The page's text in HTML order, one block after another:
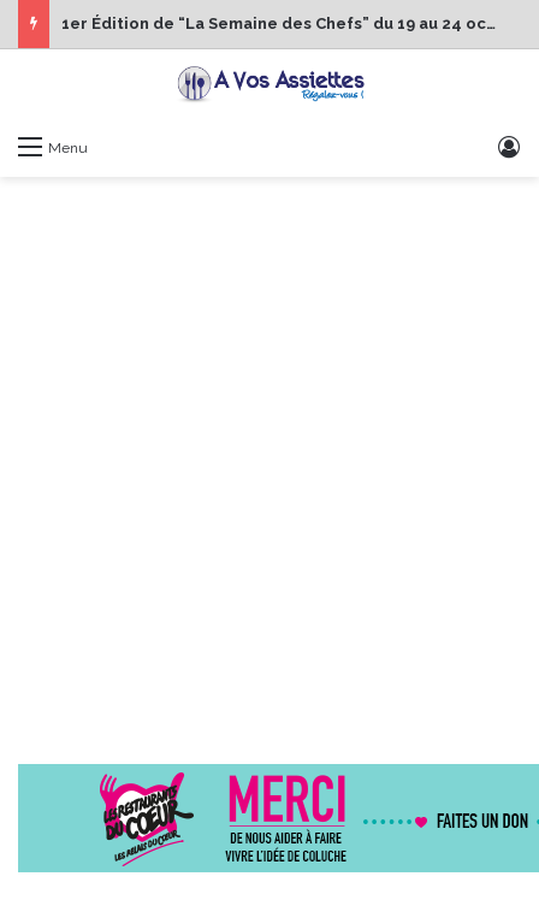
1er Édition de “La Semaine des Chefs” du 19 au 24 octobre 2026
Menu